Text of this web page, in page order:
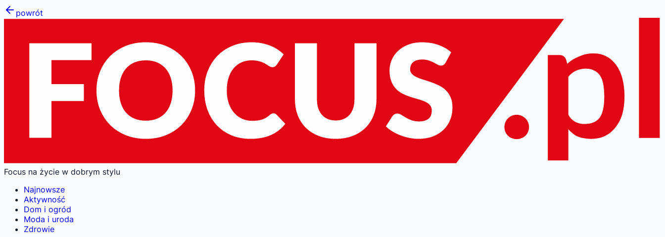
powrót
Focus na życie w dobrym stylu
Najnowsze
Aktywność
Dom i ogród
Moda i uroda
Zdrowie